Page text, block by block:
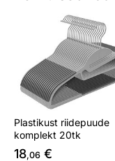
Plastikust
Otsi
Plastikust riidepuude
komplekt 20tk
18,06 €